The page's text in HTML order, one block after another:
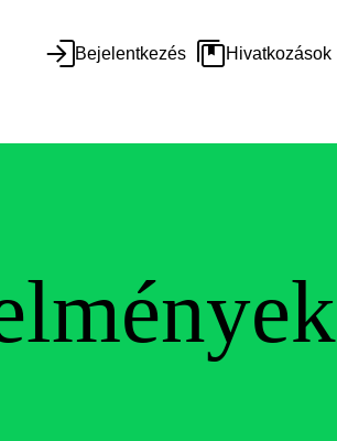
Bejelentkezés Hivatkozások